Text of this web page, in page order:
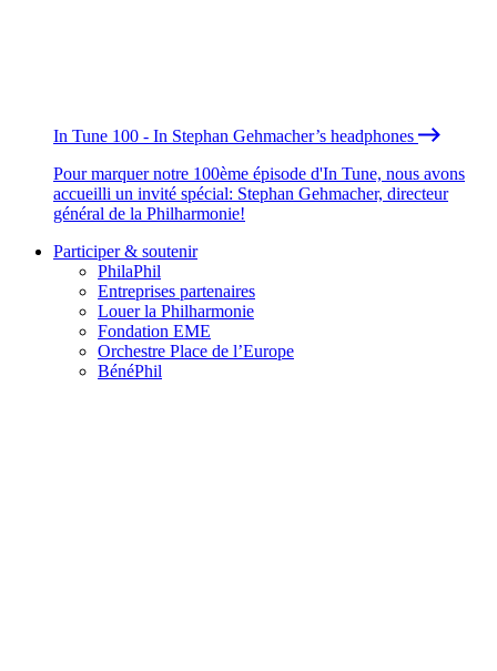
In Tune 100 - In Stephan Gehmacher’s headphones
Pour marquer notre 100ème épisode d'In Tune, nous avons
accueilli un invité spécial: Stephan Gehmacher, directeur
général de la Philharmonie!
Participer & soutenir
PhilaPhil
Entreprises partenaires
Louer la Philharmonie
Fondation EME
Orchestre Place de l’Europe
BénéPhil